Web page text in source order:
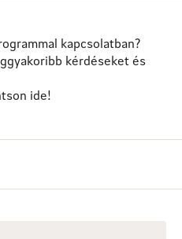
kapcsolatban?
kérdéseket és
ide!